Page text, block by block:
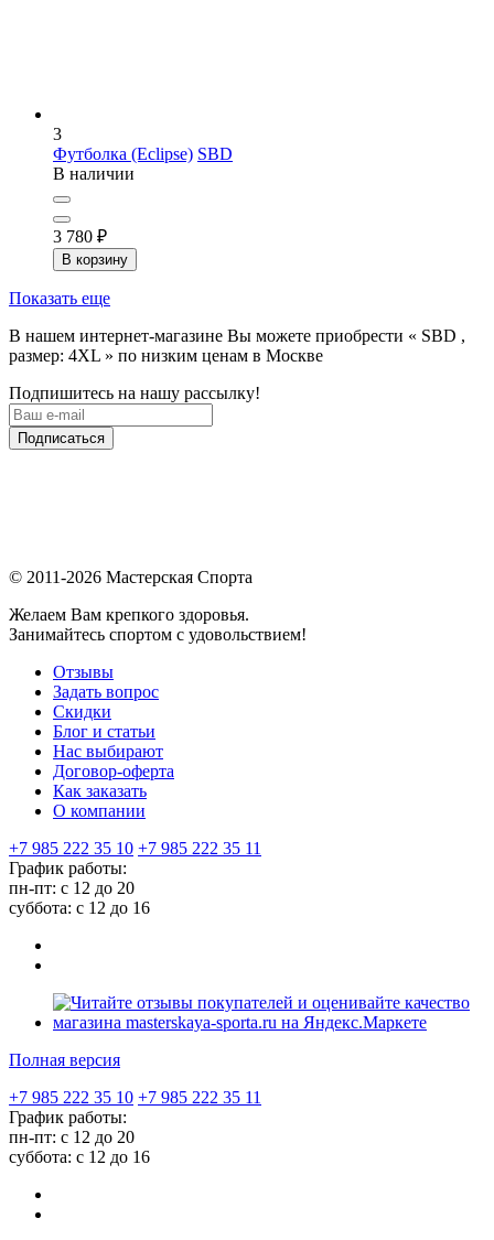
3
Футболка (Eclipse) SBD
В наличии
3 780 ₽
В корзину
Показать еще
В нашем интернет-магазине Вы можете приобрести « SBD ,
размер: 4XL » по низким ценам в Москве
Подпишитесь на нашу рассылку!
Подписаться
© 2011-2026 Мастерская Спорта
Желаем Вам крепкого здоровья.
Занимайтесь спортом с удовольствием!
Отзывы
Задать вопрос
Скидки
Блог и статьи
Нас выбирают
Договор-оферта
Как заказать
О компании
+7 985 222 35 10 +7 985 222 35 11
График работы:
пн-пт: с 12 до 20
суббота: c 12 до 16
Полная версия
+7 985 222 35 10 +7 985 222 35 11
График работы:
пн-пт: с 12 до 20
суббота: c 12 до 16